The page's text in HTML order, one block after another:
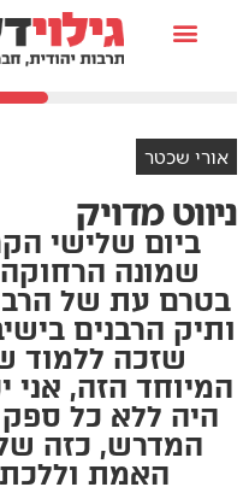
אורי שכטר
ניווט מדויק
ביום שלישי
שמונה
בטרם עת של הרב
ותיק הרבנים
שזכה ללמוד
המיוחד הזה, אני
היה ללא כל
המדרש, כזה
האמת